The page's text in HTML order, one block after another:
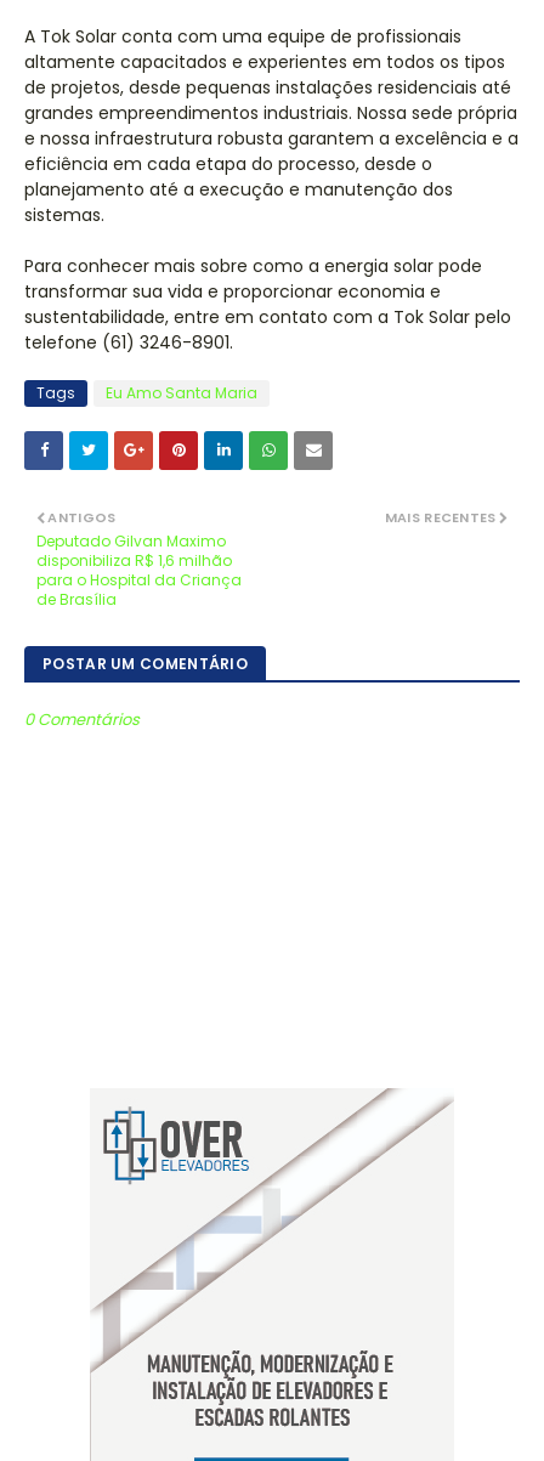
A Tok Solar conta com uma equipe de profissionais
altamente capacitados e experientes em todos os tipos
de projetos, desde pequenas instalações residenciais até
grandes empreendimentos industriais. Nossa sede própria
e nossa infraestrutura robusta garantem a excelência e a
eficiência em cada etapa do processo, desde o
planejamento até a execução e manutenção dos
sistemas.
Para conhecer mais sobre como a energia solar pode
transformar sua vida e proporcionar economia e
sustentabilidade, entre em contato com a Tok Solar pelo
telefone (61) 3246-8901.
Tags Eu Amo Santa Maria
MAIS RECENTES
ANTIGOS
Deputado Gilvan Maximo
disponibiliza R$ 1,6 milhão
para o Hospital da Criança
de Brasília
POSTAR UM COMENTÁRIO
0 Comentários